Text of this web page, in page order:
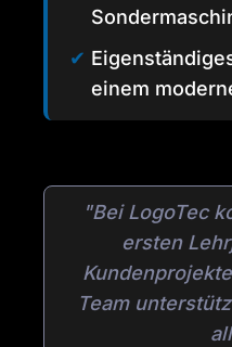
✔
einem
"Bei LogoTec
ersten
Team